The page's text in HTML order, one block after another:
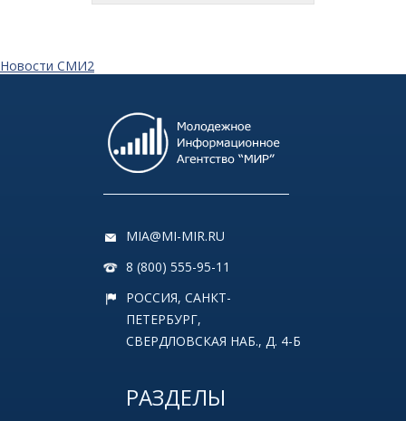
Новости СМИ2
MIA@MI-MIR.RU
8 (800) 555-95-11
РОССИЯ, САНКТ-
ПЕТЕРБУРГ,
СВЕРДЛОВСКАЯ НАБ., Д. 4-Б
РАЗДЕЛЫ